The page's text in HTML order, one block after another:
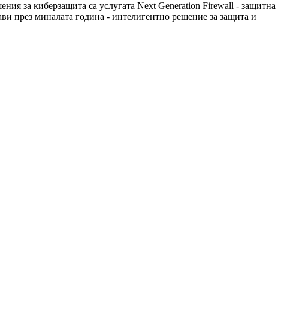
за киберзащита са услугата Next Generation Firewall - защитна
през миналата година - интелигентно решение за защита и